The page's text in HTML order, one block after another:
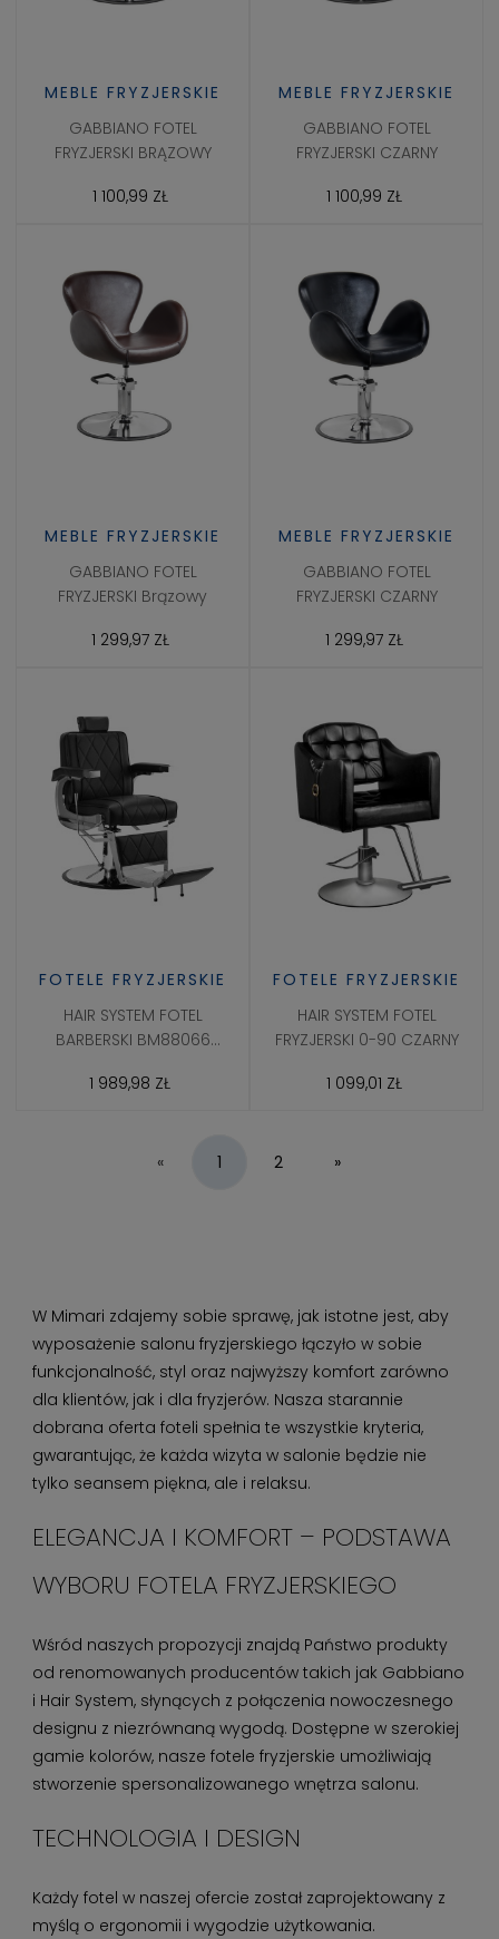
MEBLE FRYZJERSKIE
GABBIANO FOTEL
FRYZJERSKI BRĄZOWY
1 100,99 ZŁ
MEBLE FRYZJERSKIE
GABBIANO FOTEL
FRYZJERSKI CZARNY
1 100,99 ZŁ
MEBLE FRYZJERSKIE
GABBIANO FOTEL
FRYZJERSKI Brązowy
1 299,97 ZŁ
MEBLE FRYZJERSKIE
GABBIANO FOTEL
FRYZJERSKI CZARNY
1 299,97 ZŁ
FOTELE FRYZJERSKIE
HAIR SYSTEM FOTEL
BARBERSKI BM88066
1 989,98 ZŁ
FOTELE FRYZJERSKIE
HAIR SYSTEM FOTEL
FRYZJERSKI 0-90 CZARNY
1 099,01 ZŁ
« 1 2 »
W Mimari zdajemy sobie sprawę, jak istotne jest, aby
wyposażenie salonu fryzjerskiego łączyło w sobie
funkcjonalność, styl oraz najwyższy komfort zarówno
dla klientów, jak i dla fryzjerów. Nasza starannie
dobrana oferta foteli spełnia te wszystkie kryteria,
gwarantując, że każda wizyta w salonie będzie nie
tylko seansem piękna, ale i relaksu.
ELEGANCJA I KOMFORT – PODSTAWA
WYBORU FOTELA FRYZJERSKIEGO
Wśród naszych propozycji znajdą Państwo produkty
od renomowanych producentów takich jak Gabbiano
i Hair System, słynących z połączenia nowoczesnego
designu z niezrównaną wygodą. Dostępne w szerokiej
gamie kolorów, nasze fotele fryzjerskie umożliwiają
stworzenie spersonalizowanego wnętrza salonu.
TECHNOLOGIA I DESIGN
Każdy fotel w naszej ofercie został zaprojektowany z
myślą o ergonomii i wygodzie użytkowania.